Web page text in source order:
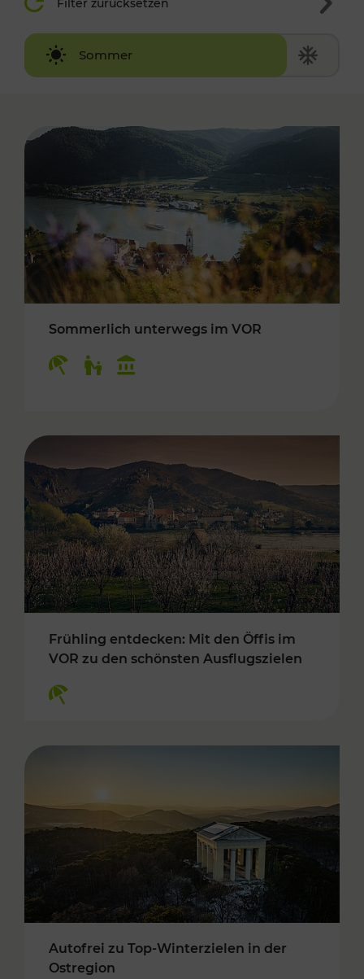
Filter zurücksetzen
Sommer
Winter
Sommerlich unterwegs im VOR
Frühling entdecken: Mit den Öffis im
VOR zu den schönsten Ausflugszielen
Autofrei zu Top-Winterzielen in der
Ostregion